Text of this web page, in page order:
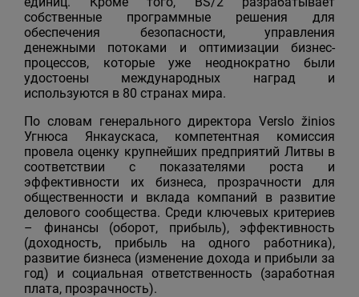
собственные программные решения для
обеспечения безопасности, управления
денежными потоками и оптимизации бизнес-
процессов, которые уже неоднократно были
удостоены международных наград и
используются в 80 странах мира.
По словам генерального директора Verslo žinios
Угнюса Янкаускаса, компетентная комиссия
провела оценку крупнейших предприятий Литвы в
соответствии с показателями роста и
эффективности их бизнеса, прозрачности для
общественности и вклада компаний в развитие
делового сообщества. Среди ключевых критериев
– финансы (оборот, прибыль), эффективность
(доходность, прибыль на одного работника),
развитие бизнеса (изменение дохода и прибыли за
год) и социальная ответственность (заработная
плата, прозрачность).